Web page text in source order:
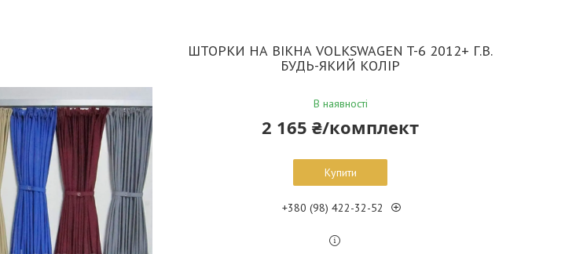
ШТОРКИ НА ВІКНА VOLKSWAGEN T-6 2012+ Г.В.
БУДЬ-ЯКИЙ КОЛІР
В наявності
2 165 ₴/комплект
Купити
+380 (98) 422-32-52